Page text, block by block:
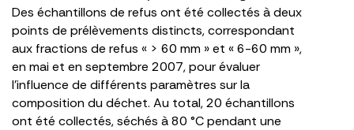
Des échantillons de refus ont été collectés à deux
points de prélèvements distincts, correspondant
aux fractions de refus « > 60 mm » et « 6-60 mm »,
en mai et en septembre 2007, pour évaluer
l’influence de différents paramètres sur la
composition du déchet. Au total, 20 échantillons
ont été collectés, séchés à 80 °C pendant une